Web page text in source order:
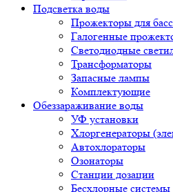
Подсветка воды
Прожекторы для
Галогенные
Светодиодные
Трансформаторы
Запасные лампы
Комплектующие
Обеззараживание воды
УФ установки
Хлоргенераторы
Автохлораторы
Озонаторы
Станции дозации
Бесхлорные